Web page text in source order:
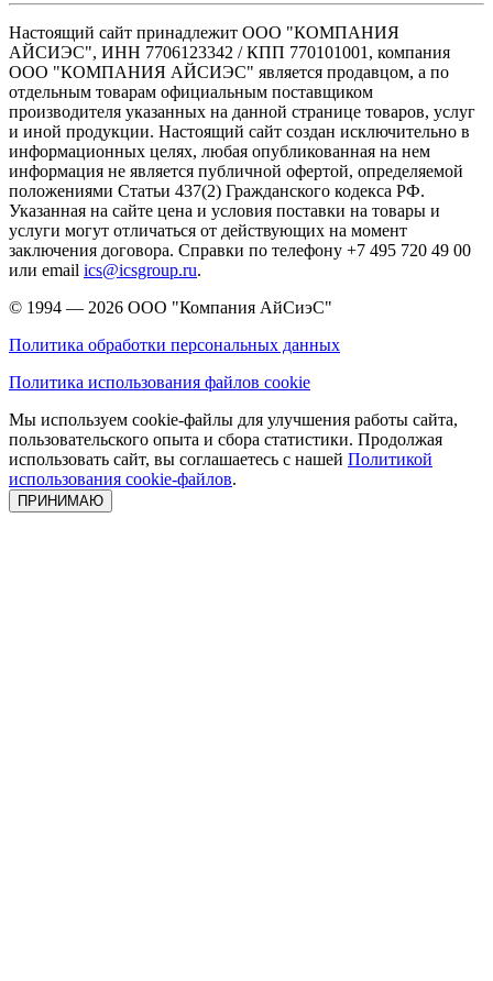
Настоящий сайт принадлежит ООО "КОМПАНИЯ
АЙСИЭС", ИНН 7706123342 / КПП 770101001, компания
ООО "КОМПАНИЯ АЙСИЭС" является продавцом, а по
отдельным товарам официальным поставщиком
производителя указанных на данной странице товаров, услуг
и иной продукции. Настоящий сайт создан исключительно в
информационных целях, любая опубликованная на нем
информация не является публичной офертой, определяемой
положениями Статьи 437(2) Гражданского кодекса РФ.
Указанная на сайте цена и условия поставки на товары и
услуги могут отличаться от действующих на момент
заключения договора. Справки по телефону +7 495 720 49 00
или email ics@icsgroup.ru.
© 1994 — 2026 ООО "Компания АйСиэС"
Политика обработки персональных данных
Политика использования файлов cookie
Мы используем cookie-файлы для улучшения работы сайта,
пользовательского опыта и сбора статистики. Продолжая
использовать сайт, вы соглашаетесь с нашей Политикой
использования cookie-файлов.
ПРИНИМАЮ